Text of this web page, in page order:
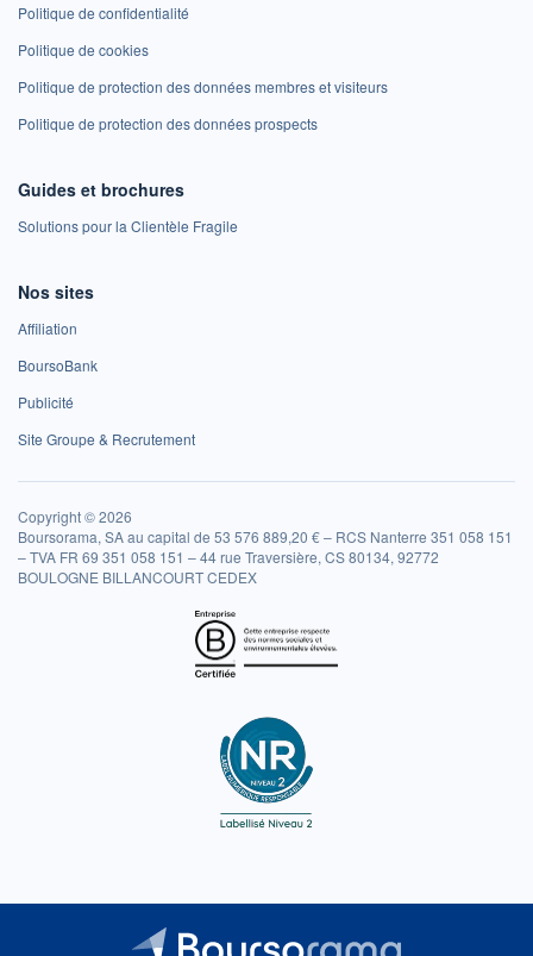
Politique de confidentialité
Politique de cookies
Politique de protection des données membres et visiteurs
Politique de protection des données prospects
Guides et brochures
Solutions pour la Clientèle Fragile
Nos sites
Affiliation
BoursoBank
Publicité
Site Groupe & Recrutement
Copyright © 2026
Boursorama, SA au capital de 53 576 889,20 € – RCS Nanterre 351 058 151
– TVA FR 69 351 058 151 – 44 rue Traversière, CS 80134, 92772
BOULOGNE BILLANCOURT CEDEX